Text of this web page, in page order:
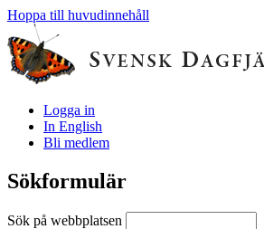
Hoppa till huvudinnehåll
Logga in
In English
Bli medlem
Sökformulär
Sök på webbplatsen